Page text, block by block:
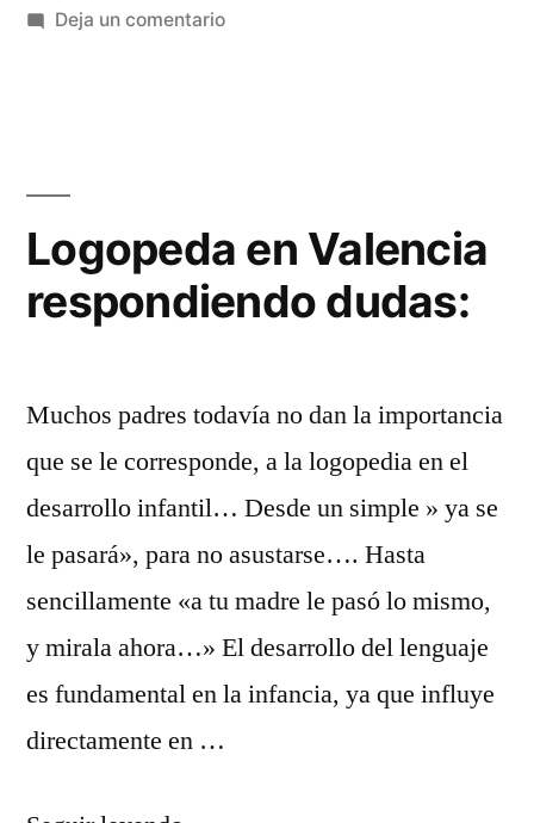
Deja un comentario
Logopeda en Valencia
respondiendo dudas:
Muchos padres todavía no dan la importancia
que se le corresponde, a la logopedia en el
desarrollo infantil… Desde un simple » ya se
le pasará», para no asustarse…. Hasta
sencillamente «a tu madre le pasó lo mismo,
y mirala ahora…» El desarrollo del lenguaje
es fundamental en la infancia, ya que influye
directamente en …